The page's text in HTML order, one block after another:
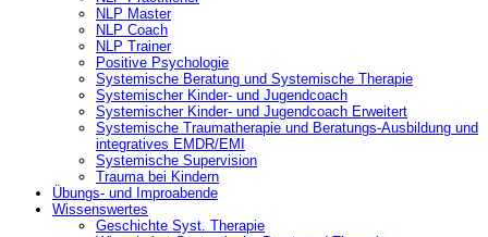
NLP Master
NLP Coach
NLP Trainer
Positive Psychologie
Systemische Beratung und Systemische Therapie
Systemischer Kinder- und Jugendcoach
Systemischer Kinder- und Jugendcoach Erweitert
Systemische Traumatherapie und Beratungs-Ausbildung und
integratives EMDR/EMI
Systemische Supervision
Trauma bei Kindern
Übungs- und Improabende
Wissenswertes
Geschichte Syst. Therapie